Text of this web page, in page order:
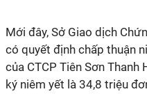
Mới đây, Sở Giao dịch
có quyết định chấp thuận
của CTCP Tiên Sơn
ký niêm yết là 34,8 triệu